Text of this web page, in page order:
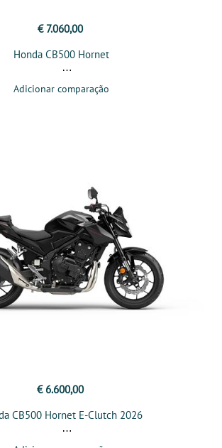
€ 7.060,00
Honda CB500 Hornet
Adicionar comparação
€ 6.600,00
CB500 Hornet E-Clutch 2026